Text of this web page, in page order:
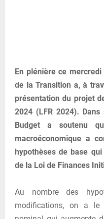
En plénière ce
de la Transition a, à
présentation du projet
2024 (LFR 2024).
Budget a soutenu
macroéconomique a
hypothèses de base
de la Loi de Finances
Au nombre des
modifications, on a le